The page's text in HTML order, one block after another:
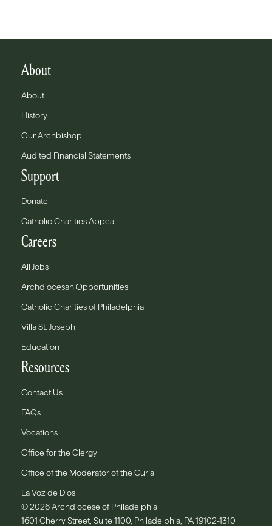
About
About
History
Our Archbishop
Audited Financial Statements
Support
Donate
Catholic Charities Appeal
Careers
All Jobs
Archdiocesan Opportunities
Catholic Charities of Philadelphia
Villa St. Joseph
Education
Resources
Contact Us
FAQs
Vocations
Office for the Clergy
Office of the Moderator of the Curia
La Voz de Dios
© 2026 Archdiocese of Philadelphia
1601 Cherry Street, Suite 1100, Philadelphia, PA 19102-1310